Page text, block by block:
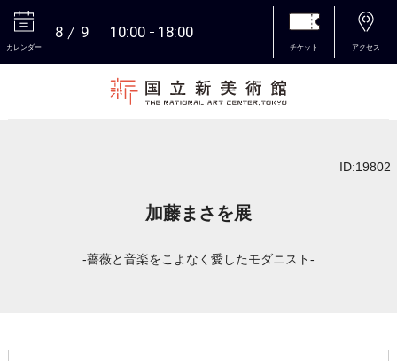
カレンダー
8 9 10:00 18:00
チケット アクセス
ID:19802
加藤まさを展
-薔薇と音楽をこよなく愛したモダニスト-